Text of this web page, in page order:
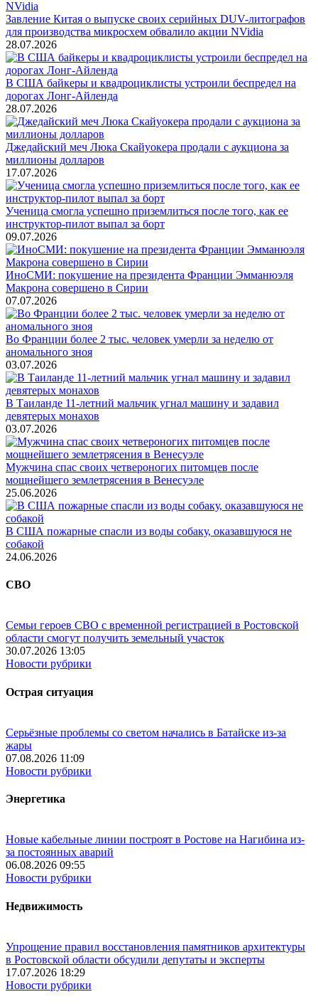
Завление Китая о выпуске своих серийных DUV-литографов
для производства микросхем обвалило акции NVidia
28.07.2026
В США байкеры и квадроциклисты устроили беспредел на
дорогах Лонг-Айленда
28.07.2026
Джедайский меч Люка Скайуокера продали с аукциона за
миллионы долларов
17.07.2026
Ученица смогла успешно приземлиться после того, как ее
инструктор-пилот выпал за борт
09.07.2026
ИноСМИ: покушение на президента Франции Эмманюэля
Макрона совершено в Сирии
07.07.2026
Во Франции более 2 тыс. человек умерли за неделю от
аномального зноя
03.07.2026
В Таиланде 11-летний мальчик угнал машину и задавил
девятерых монахов
03.07.2026
Мужчина спас своих четвероногих питомцев после
мощнейшего землетрясения в Венесуэле
25.06.2026
В США пожарные спасли из воды собаку, оказавшуюся не
собакой
24.06.2026
СВО
Семьи героев СВО с временной регистрацией в Ростовской
области смогут получить земельный участок
30.07.2026 13:05
Новости рубрики
Острая ситуация
Серьёзные проблемы со светом начались в Батайске из-за
жары
07.08.2026 11:09
Новости рубрики
Энергетика
Новые кабельные линии построят в Ростове на Нагибина из-
за постоянных аварий
06.08.2026 09:55
Новости рубрики
Недвижимость
Упрощение правил восстановления памятников архитектуры
в Ростовской области обсудили депутаты и эксперты
17.07.2026 18:29
Новости рубрики